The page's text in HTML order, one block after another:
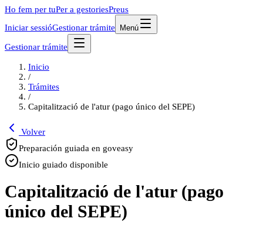
Ho fem per tuPer a gestoriesPreus
Iniciar sessióGestionar trámite Menú
Gestionar trámite
Inicio
/
Trámites
/
Capitalització de l'atur (pago único del SEPE)
Volver
Preparación guiada en goveasy
Inicio guiado disponible
Capitalització de l'atur (pago
único del SEPE)